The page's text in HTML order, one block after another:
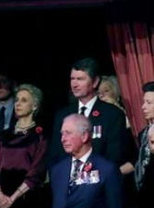
Lifestyle
Exklusiv
auf Promiflash
Jobs